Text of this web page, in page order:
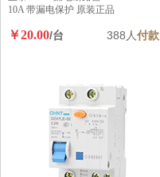
10A 带漏电保护 原装正品
￥20.00/台 388人付款